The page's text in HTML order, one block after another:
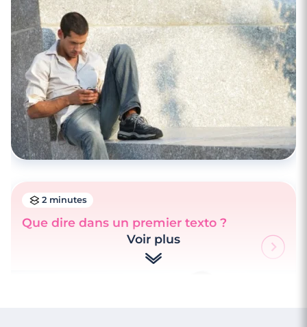
2 minutes
Que dire dans un premier texto ?
Voir plus